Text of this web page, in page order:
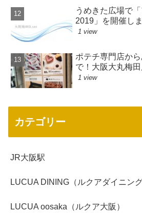
うめきた広場で
2019」を開催し
1 view
ポテチ専門店か
で！大阪大丸梅田
1 view
カテゴリー
JR大阪駅
LUCUA DINING（ルクアダイニング
LUCUA oosaka（ルクア大阪）